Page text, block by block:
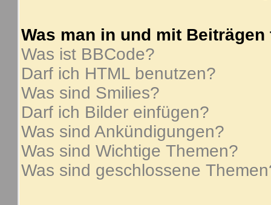
Was man in und mit Beiträgen
Was ist BBCode?
Darf ich HTML benutzen?
Was sind Smilies?
Darf ich Bilder einfügen?
Was sind Ankündigungen?
Was sind Wichtige Themen?
Was sind geschlossene